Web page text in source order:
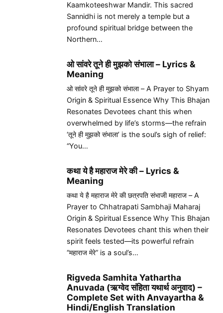
Kaamkoteeshwar Mandir. This sacred
Sannidhi is not merely a temple but a
profound spiritual bridge between the
Northern…
ओ सांवरे तूने ही मुझको संभाला – Lyrics &
Meaning
ओ सांवरे तूने ही मुझको संभाला – A Prayer to Shyam
Origin & Spiritual Essence Why This Bhajan
Resonates Devotees chant this when
overwhelmed by life’s storms—the refrain
‘तूने ही मुझको संभाला’ is the soul’s sigh of relief:
“You…
कथा ये है महाराज मेरे की – Lyrics &
Meaning
कथा ये है महाराज मेरे की छत्रपति संभाजी महाराज – A
Prayer to Chhatrapati Sambhaji Maharaj
Origin & Spiritual Essence Why This Bhajan
Resonates Devotees chant this when their
spirit feels tested—its powerful refrain
“महाराज मेरे” is a soul’s…
Rigveda Samhita Yathartha
Anuvada (ऋग्वेद संहिता यथार्थ अनुवाद) –
Complete Set with Anvayartha &
Hindi/English Translation